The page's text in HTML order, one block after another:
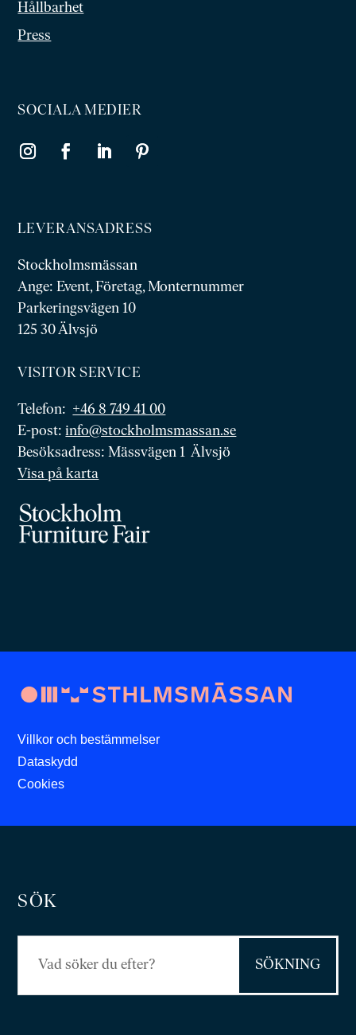
Hållbarhet
Press
SOCIALA MEDIER
LEVERANSADRESS
Stockholmsmässan
Ange: Event, Företag, Monternummer
Parkeringsvägen 10
125 30 Älvsjö
VISITOR SERVICE
Telefon: +46 8 749 41 00
E-post:info@stockholmsmassan.se
Besöksadress: Mässvägen 1 Älvsjö
Visa på karta
Villkor och bestämmelser
Dataskydd
Cookies
SÖK
efter: